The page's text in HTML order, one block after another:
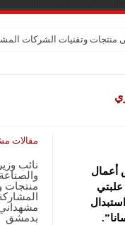
وتقنيات الشركات المشاركة في
مقالات
نائب
منتجات
بدمشق
أعمال